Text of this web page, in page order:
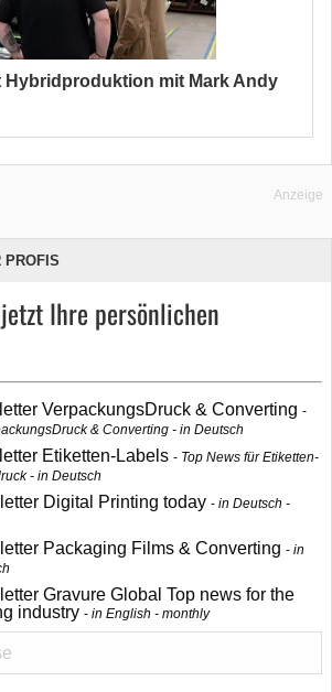
Hybridproduktion mit Mark Andy
Anzeige
PROFIS
Ihre persönlichen
VerpackungsDruck & Converting
& Converting - in Deutsch
Etiketten-Labels
Top News für Etiketten-
- in Deutsch
Digital Printing today
in Deutsch -
Packaging Films & Converting
in
Gravure Global Top news for the
industry
in English - monthly